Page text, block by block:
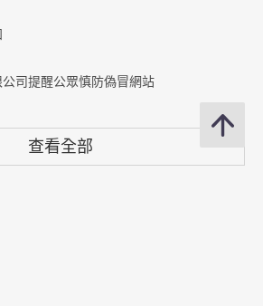
司提醒公眾慎防偽冒網站
查看全部